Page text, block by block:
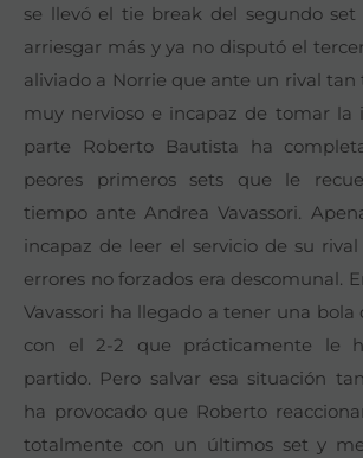
se llevó el tie break del segundo
arriesgar más y ya no disputó el
aliviado a Norrie que ante un rival tan
muy nervioso e incapaz de tomar la
parte Roberto Bautista ha
peores primeros sets que le
tiempo ante Andrea Vavassori.
incapaz de leer el servicio de su
errores no forzados era descomunal.
Vavassori ha llegado a tener una bola
con el 2-2 que prácticamente le
partido. Pero salvar esa situación
ha provocado que Roberto
totalmente con un últimos set y